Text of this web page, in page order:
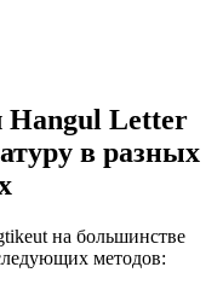
Hangul Letter
в разных
на большинстве
методов: